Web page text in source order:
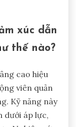
xúc dẫn
thế nào?
cao hiệu
viên quản
Kỹ năng này
dưới áp lực,